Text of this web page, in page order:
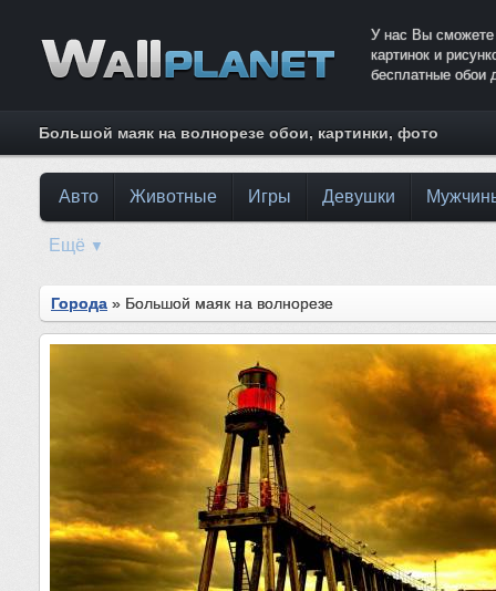
У нас Вы сможете
картинок и
бесплатные обои
Большой маяк на волнорезе обои, картинки, фото
Авто Животные Игры Девушки
Ещё ▼
Города » Большой маяк на волнорезе